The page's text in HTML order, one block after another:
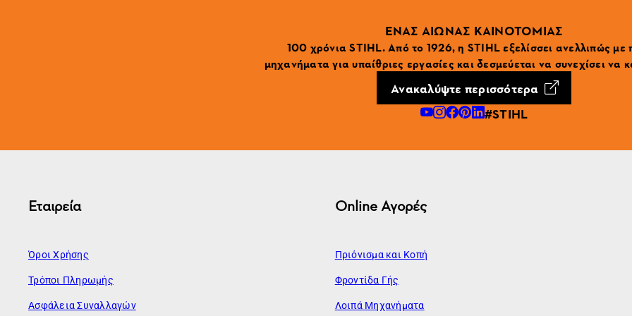
ΕΝΑΣ ΑΙΩΝΑΣ ΚΑΙΝΟΤΟΜΙΑΣ
100 χρόνια STIHL. Από το 1926, η STIHL εξελίσσει ανελλιπώς με
μηχανήματα για υπαίθριες εργασίες και δεσμεύεται να συνεχίσει να
Ανακαλύψτε περισσότερα
#STIHL
Εταιρεία
Όροι Χρήσης
Τρόποι Πληρωμής
Ασφάλεια Συναλλαγών
Online Αγορές
Πριόνισμα και Κοπή
Φροντίδα Γής
Λοιπά Μηχανήματα